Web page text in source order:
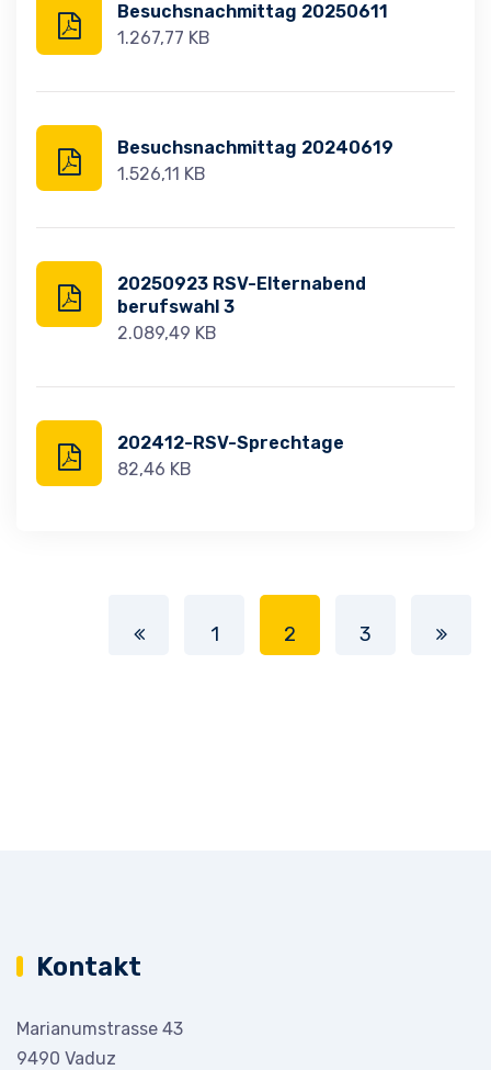
Besuchsnachmittag 20250611
1.267,77 KB
Besuchsnachmittag 20240619
1.526,11 KB
20250923 RSV-Elternabend
berufswahl 3
2.089,49 KB
202412-RSV-Sprechtage
82,46 KB
1 2 3
Kontakt
Marianumstrasse 43
9490 Vaduz